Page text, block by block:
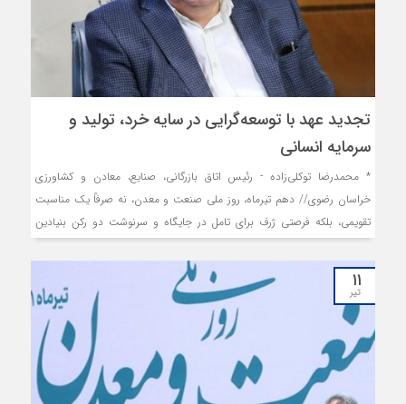
تجدید عهد با توسعه‌گرایی در سایه خرد، تولید و
سرمایه انسانی
* محمدرضا توکلی‌زاده - رئیس اتاق بازرگانی، صنایع، معادن و کشاورزی
خراسان رضوی// دهم تیرماه، روز ملی صنعت و معدن، نه صرفاً یک مناسبت
تقویمی، بلکه فرصتی ژرف برای تامل در جایگاه و سرنوشت دو رکن بنیادین
اقتصاد مولد کشور است. در جهانی که رقابت اقتصادی دیگر نه با منابع خام،
بلکه با توان بهره‌برداری هوشمندانه از این منابع، با فناوری، مدیریت و سرمایه
انسانی معنا می‌یابد، بخش‌های صنعت و معدن، پتانسیل‌هایی فراتر از ظرفیت
فیزیکی‌شان یافته‌اند؛ آنجا که زنجیره ارزش، دانش‌بنیان شدن و مزیت رقابتی،
واژگان کلیدی هستند.
۱۱
تیر